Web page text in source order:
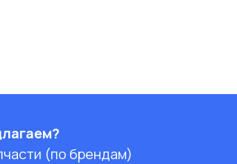
(по брендам)